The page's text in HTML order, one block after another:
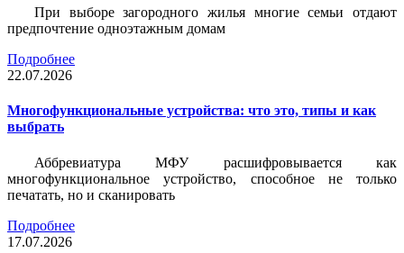
При выборе загородного жилья многие семьи отдают
предпочтение одноэтажным домам
Подробнее
22.07.2026
Многофункциональные устройства: что это, типы и как
выбрать
Аббревиатура МФУ расшифровывается как
многофункциональное устройство, способное не только
печатать, но и сканировать
Подробнее
17.07.2026